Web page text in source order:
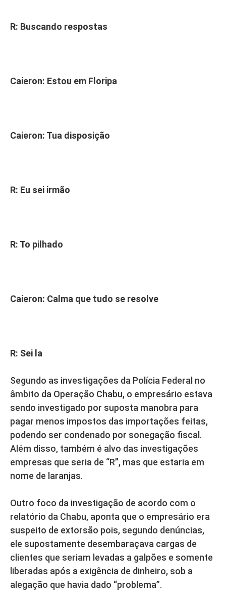
R: Buscando respostas
Caieron: Estou em Floripa
Caieron: Tua disposição
R: Eu sei irmão
R: To pilhado
Caieron: Calma que tudo se resolve
R: Sei la
Segundo as investigações da Polícia Federal no
âmbito da Operação Chabu, o empresário estava
sendo investigado por suposta manobra para
pagar menos impostos das importações feitas,
podendo ser condenado por sonegação fiscal.
Além disso, também é alvo das investigações
empresas que seria de “R”, mas que estaria em
nome de laranjas.
Outro foco da investigação de acordo com o
relatório da Chabu, aponta que o empresário era
suspeito de extorsão pois, segundo denúncias,
ele supostamente desembaraçava cargas de
clientes que seriam levadas a galpões e somente
liberadas após a exigência de dinheiro, sob a
alegação que havia dado “problema”.